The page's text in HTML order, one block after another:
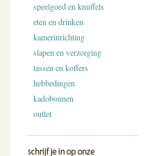
speelgoed en knuffels
eten en drinken
kamerinrichting
slapen en verzorging
tassen en koffers
hebbedingen
kadobonnen
outlet